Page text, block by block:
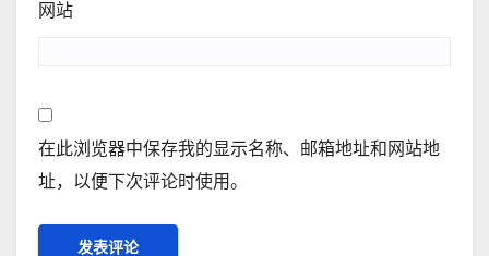
网站
在此浏览器中保存我的显示名称、邮箱地址和网站地
址，以便下次评论时使用。